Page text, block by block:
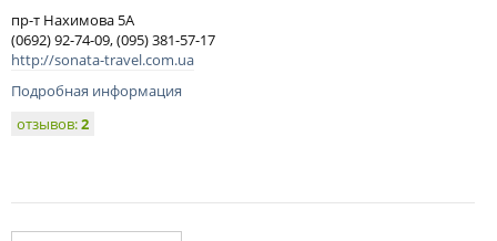
пр-т Нахимова 5А
(0692) 92-74-09, (095) 381-57-17
http://sonata-travel.com.ua
Подробная информация
отзывов:2